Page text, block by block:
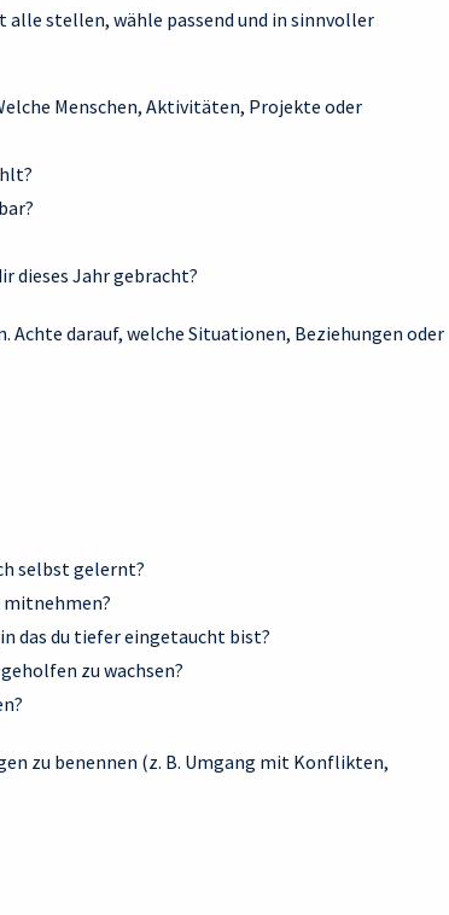
stellen, wähle passend und in sinnvoller
Menschen, Aktivitäten, Projekte oder
dieses Jahr gebracht?
Achte darauf, welche Situationen, Beziehungen oder
selbst gelernt?
mitnehmen?
das du tiefer eingetaucht bist?
zu wachsen?
zu benennen (z. B. Umgang mit Konflikten,